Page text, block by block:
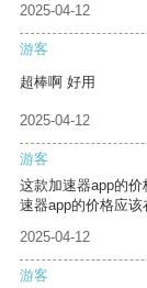
2025-04-12
游客
超棒啊 好用
2025-04-12
游客
这款加速器app的
速器app的价格应该
2025-04-12
游客